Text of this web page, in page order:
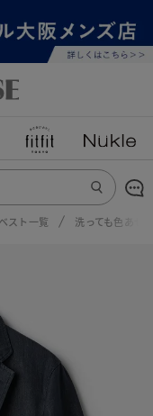
スト一覧 洗っても色あせ